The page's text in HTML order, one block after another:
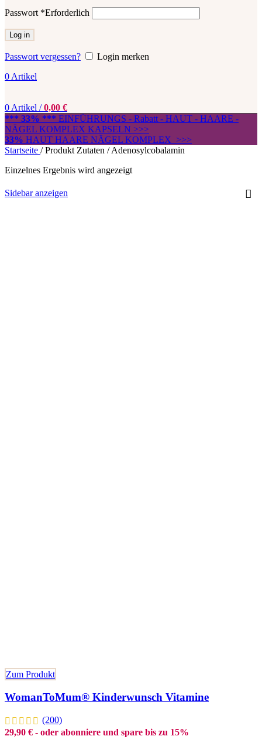
Passwort *Erforderlich
Log in
Passwort vergessen?
Login merken
0 Artikel
0 Artikel / 0,00 €
*** 33% *** EINFÜHRUNGS - Rabatt - HAUT - HAARE -
NÄGEL KOMPLEX KAPSELN >>>
33% HAUT HAARE NÄGEL KOMPLEX >>>
Startseite / Produkt Zutaten / Adenosylcobalamin
Einzelnes Ergebnis wird angezeigt
Sidebar anzeigen
Zum Produkt
WomanToMum® Kinderwunsch Vitamine
(200)
29,90 € - oder abonniere und spare bis zu 15%